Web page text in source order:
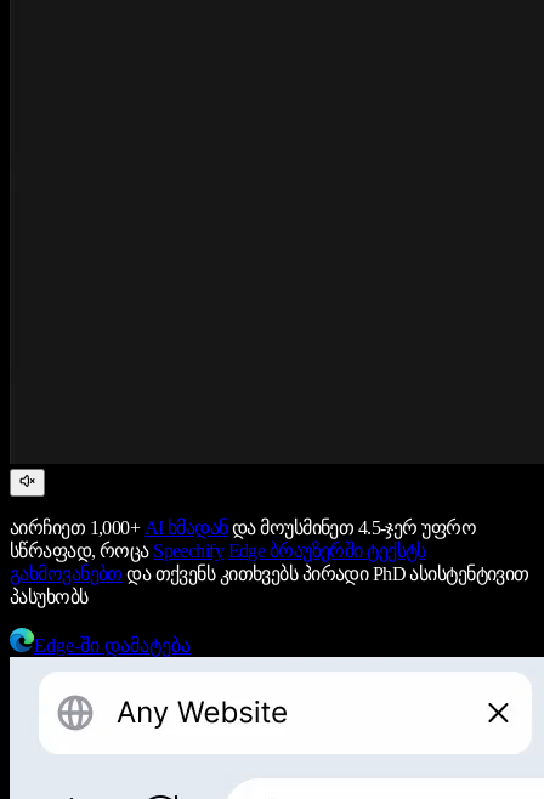
აირჩიეთ 1,000+ AI ხმადანდა მოუსმინეთ 4.5-ჯერ უფრო
სწრაფად, როცა Speechify Edge ბრაუზერში ტექსტს
გახმოვანებთ და თქვენს კითხვებს პირადი PhD ასისტენტივით
პასუხობს
Edge-ში დამატება